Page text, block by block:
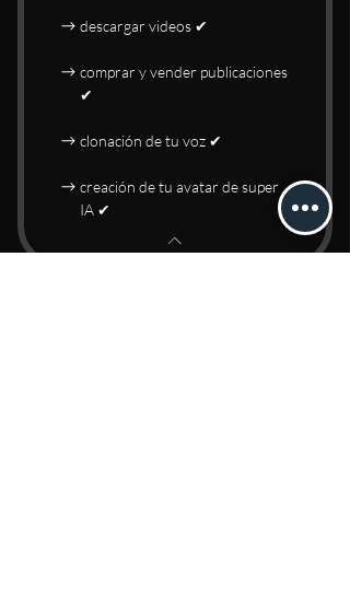
descargar videos ✔
comprar y vender publicaciones
✔
clonación de tu voz ✔
creación de tu avatar de super
IA ✔